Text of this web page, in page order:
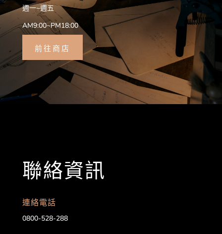
週一~週五
AM9:00~PM18:00
前往商店
聯絡資訊
連絡電話
0800-528-288